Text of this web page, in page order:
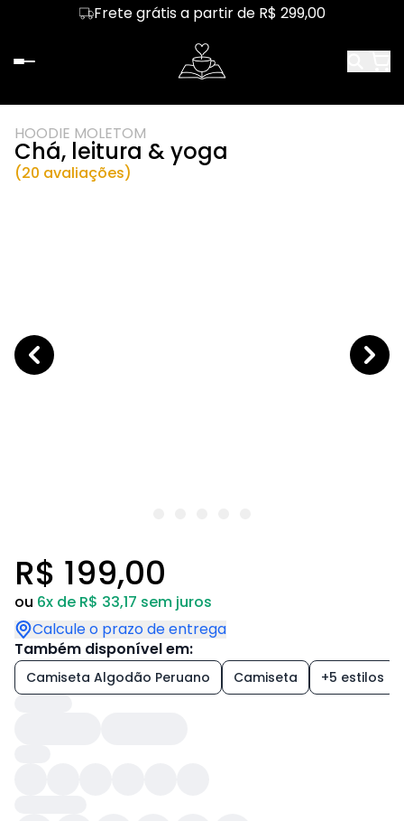
Frete grátis a partir de R$ 299,00
HOODIE MOLETOM
Chá, leitura & yoga
(20 avaliações)
R$ 199,00
ou 6x de R$ 33,17 sem juros
Calcule o prazo de entrega
Também disponível em:
Camiseta Algodão Peruano Camiseta +5 estilos